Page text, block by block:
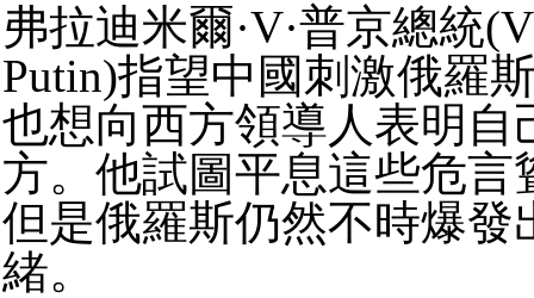
弗拉迪米爾·V·普京總統
Putin)指望中國刺激俄羅
也想向西方領導人表明自
方。他試圖平息這些危言
但是俄羅斯仍然不時爆發
緒。